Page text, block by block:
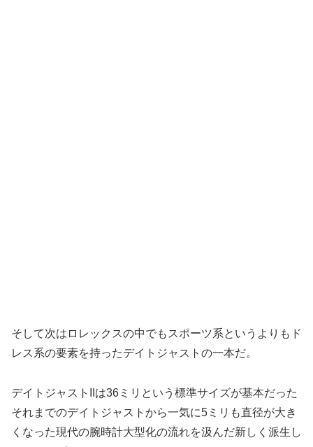
そして次はロレックスの中でもスポーツ系というよりもド
レス系の要素を持ったデイトジャストの一本だ。
デイトジャストIIは36ミリという標準サイズが基本だった
それまでのデイトジャストから一気に5ミリも直径が大き
くなった現代の腕時計大型化の流れを汲んだ新しく派生し